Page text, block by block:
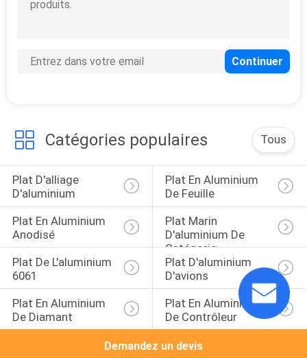
de cercle
7
Feuille en aluminium
des véhicules à
moteur
8
Catégories populaires Tous
Plat D'alliage
D'aluminium
Plat En Aluminium
De Feuille
Plat En Aluminium
Anodisé
Plat Marin
D'aluminium De
Catégorie
Plat De L'aluminium
6061
Plat D'aluminium
D'avions
Plat En Aluminium
De Diamant
Plat En Aluminium
De Contrôleur
Demandez un devis